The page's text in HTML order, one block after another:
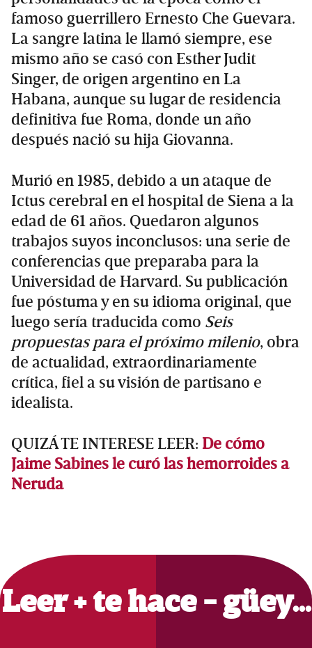
famoso guerrillero Ernesto Che Guevara.
La sangre latina le llamó siempre, ese
mismo año se casó con Esther Judit
Singer, de origen argentino en La
Habana, aunque su lugar de residencia
definitiva fue Roma, donde un año
después nació su hija Giovanna.
Murió en 1985, debido a un ataque de
Ictus cerebral en el hospital de Siena a la
edad de 61 años. Quedaron algunos
trabajos suyos inconclusos: una serie de
conferencias que preparaba para la
Universidad de Harvard. Su publicación
fue póstuma y en su idioma original, que
luego sería traducida como Seis
propuestas para el próximo milenio, obra
de actualidad, extraordinariamente
crítica, fiel a su visión de partisano e
idealista.
QUIZÁ TE INTERESE LEER: De cómo
Jaime Sabines le curó las hemorroides a
Neruda
Primary
Sidebar
Leer + te hace - güey…